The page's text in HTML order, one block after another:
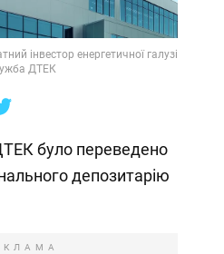
інвестор енергетичної галузі
ДТЕК
було переведено
депозитарію